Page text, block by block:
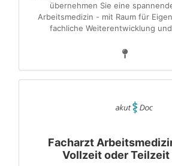
übernehmen Sie eine
Arbeitsmedizin - mit Raum für
fachliche Weiterentwicklung
Facharzt
Vollzeit oder Teilzeit